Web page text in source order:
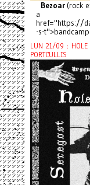
Bezoar(rock
a
href="https://
-s-t">bandcamp
LUN 21/09 : HOLE
PORTCULLIS